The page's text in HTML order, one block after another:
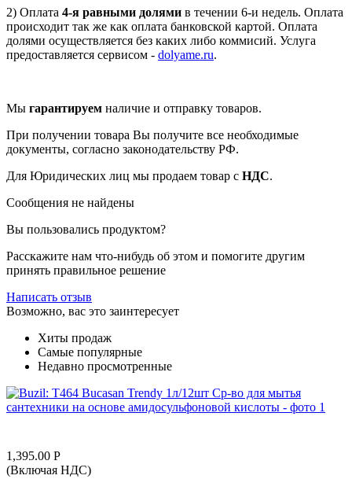
2) Оплата 4-я равными долями в течении 6-и недель. Оплата
происходит так же как оплата банковской картой. Оплата
долями осуществляется без каких либо коммисий. Услуга
предоставляется сервисом - dolyame.ru.
Мы гарантируем наличие и отправку товаров.
При получении товара Вы получите все необходимые
документы, согласно законодательству РФ.
Для Юридических лиц мы продаем товар с НДС.
Сообщения не найдены
Вы пользовались продуктом?
Расскажите нам что-нибудь об этом и помогите другим
принять правильное решение
Написать отзыв
Возможно, вас это заинтересует
Хиты продаж
Самые популярные
Недавно просмотренные
1,395.00 Р
(Включая НДС)